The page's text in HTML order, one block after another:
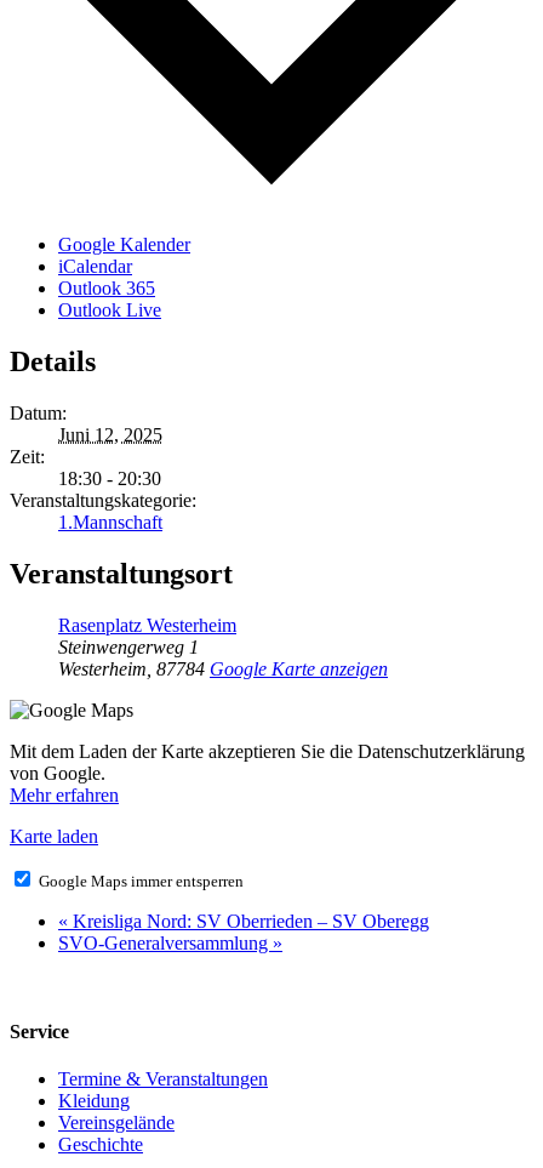
Google Kalender
iCalendar
Outlook 365
Outlook Live
Details
Datum:
Juni 12, 2025
Zeit:
18:30 - 20:30
Veranstaltungskategorie:
1.Mannschaft
Veranstaltungsort
Rasenplatz Westerheim
Steinwengerweg 1
Westerheim 87784 Google Karte anzeigen
Mit dem Laden der Karte akzeptieren Sie die Datenschutzerklärung
von Google.
Mehr erfahren
Karte laden
Google Maps immer entsperren
« Kreisliga Nord: SV Oberrieden – SV Oberegg
SVO-Generalversammlung »
Service
Termine & Veranstaltungen
Kleidung
Vereinsgelände
Geschichte